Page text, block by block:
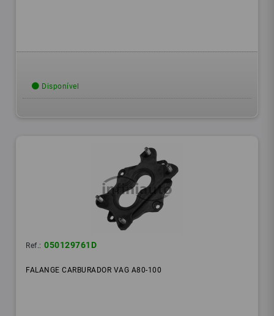
Disponível
Ref.: 050129761D
FALANGE CARBURADOR VAG A80-100